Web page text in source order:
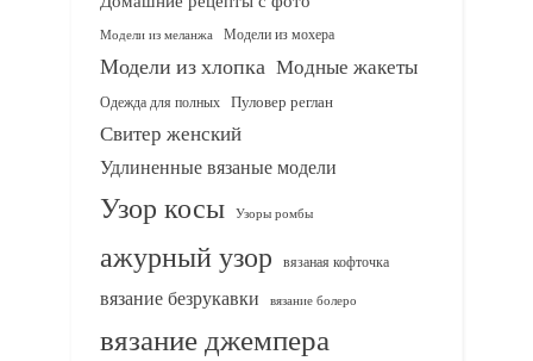
Модели из меланжа Модели из мохера
Модели из хлопка Модные жакеты
Одежда для полных Пуловер реглан
Свитер женский
Удлиненные вязаные модели
Узор косы Узоры ромбы
ажурный узор вязаная кофточка
вязание безрукавки вязание болеро
вязание джемпера